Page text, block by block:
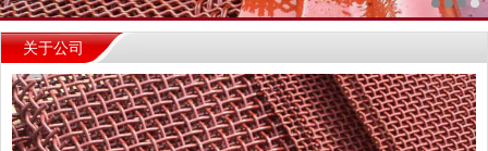
关于公司